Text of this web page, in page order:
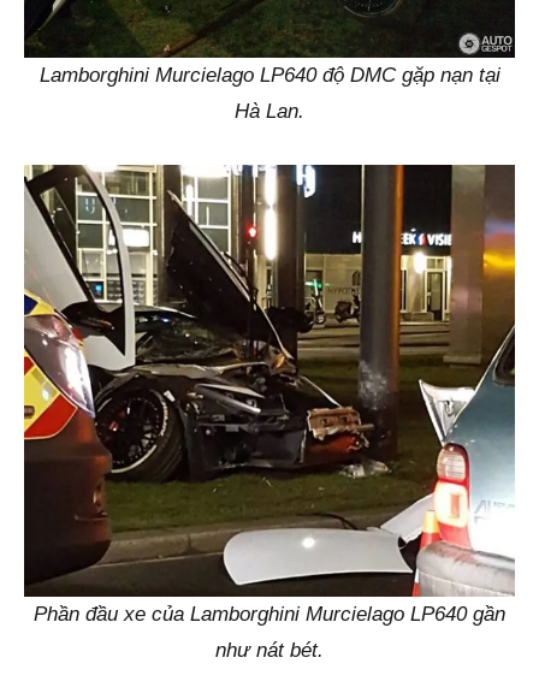
Lamborghini Murcielago LP640 độ DMC gặp nạn tại
Hà Lan.
Phần đầu xe của Lamborghini Murcielago LP640 gần
như nát bét.